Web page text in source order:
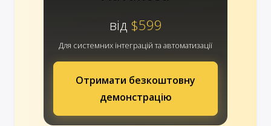
від $599
Для системних інтеграцій та автоматизації
Отримати безкоштовну
демонстрацію